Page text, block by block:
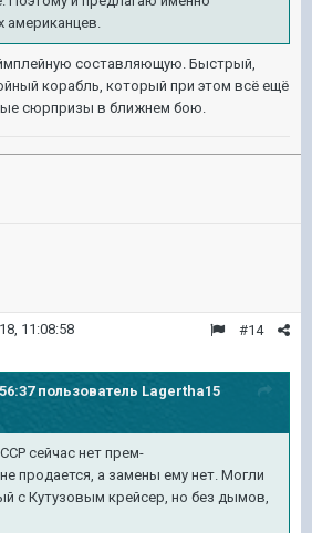
американцев.
составляющую. Быстрый,
корабль, который при этом всё ещё
сюрпризы в ближнем бою.
#14
11:08:58
пользователь Lagertha15
сейчас нет прем-
продается, а замены ему нет. Могли
с Кутузовым крейсер, но без дымов,